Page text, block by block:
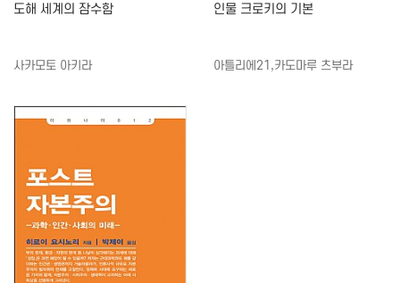
도해 세계의 잠수함
사카모토 아키라
인물 크로키의 기본
아틀리에21,카도마루 츠부라